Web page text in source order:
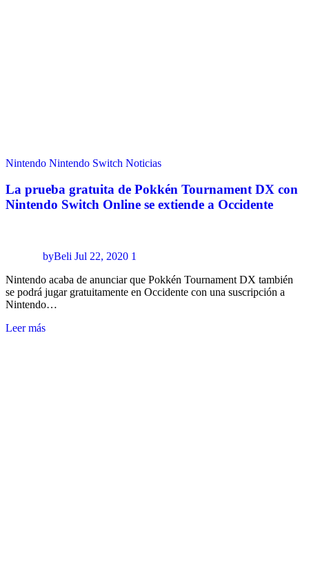
Nintendo Nintendo Switch Noticias
La prueba gratuita de Pokkén Tournament DX con
Nintendo Switch Online se extiende a Occidente
byBeli Jul 22, 2020 1
Nintendo acaba de anunciar que Pokkén Tournament DX también
se podrá jugar gratuitamente en Occidente con una suscripción a
Nintendo…
Leer más